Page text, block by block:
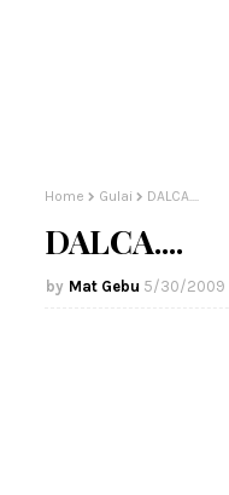
Home Gulai DALCA....
DALCA....
Mat Gebu 5/30/2009